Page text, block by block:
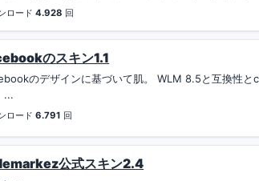
ロード4.928 回
のスキン1.1
のデザインに基づいて肌。 WLM 8.5と互換性と
...
ロード6.791 回
公式スキン2.4